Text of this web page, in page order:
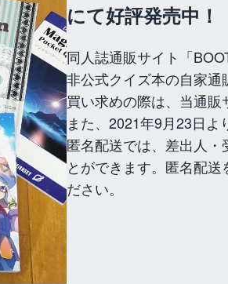
にて好評発売中！
同人誌通販サイト「
非公式クイズ本の自家
買い求めの際は、当通
また、2021年9月23日
匿名配送では、差出人
とができます。匿名配
ださい。